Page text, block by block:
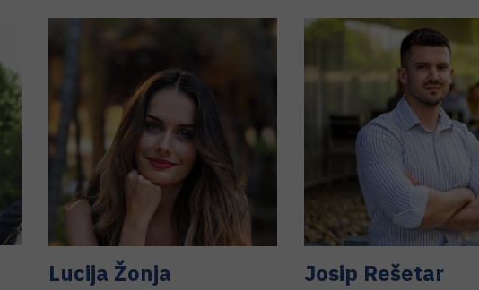
Lucija Žonja Josip Rešetar